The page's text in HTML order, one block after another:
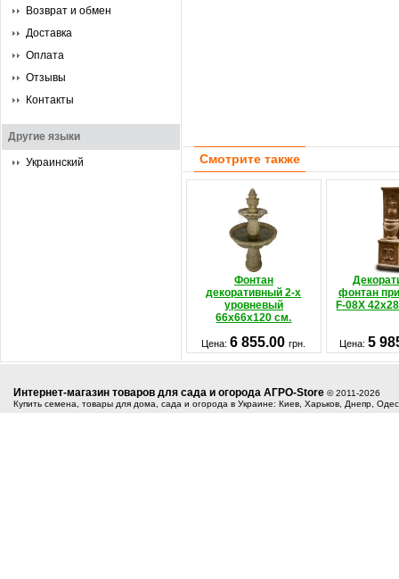
Возврат и обмен
Доставка
Оплата
Отзывы
Контакты
Другие языки
Украинский Смотрите также
Фонтан
декоративный 2-х
уровневый
66x66x120 см.
фонтан
F-08X
Цена:6 855.00грн. Цена:5
Интернет-магазин товаров для сада и огорода АГРО-Store © 2011-2026
Купить семена, товары для дома, сада и огорода в Украине: Киев, Харьков, Днепр,